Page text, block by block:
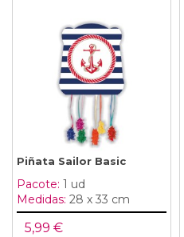
Piñata Sailor Basic
Pacote: 1 ud
Medidas: 28 x 33 cm
5,99 €